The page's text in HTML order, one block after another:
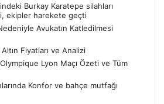
Burkay Karatepe silahları
ekipler harekete geçti
Avukatın Katledilmesi
Fiyatları ve Analizi
Lyon Maçı Özeti ve Tüm
Konfor ve bahçe mutfağı